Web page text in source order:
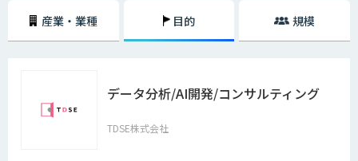
産業・業種 目的 規模
データ分析/AI開発/コンサルティング
TDSE株式会社